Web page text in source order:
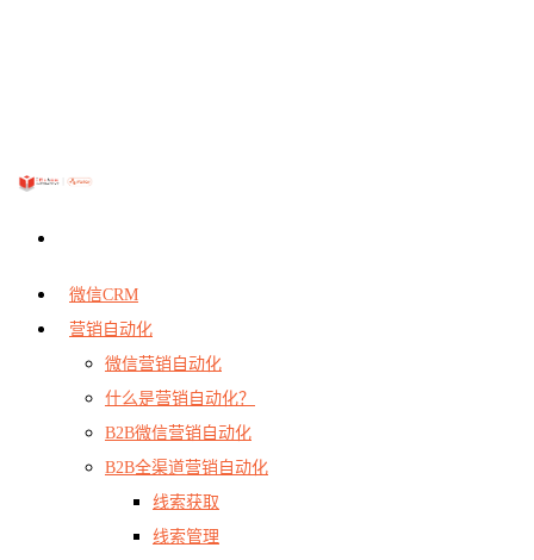
微信CRM
营销自动化
微信营销自动化
什么是营销自动化？
B2B微信营销自动化
B2B全渠道营销自动化
线索获取
线索管理